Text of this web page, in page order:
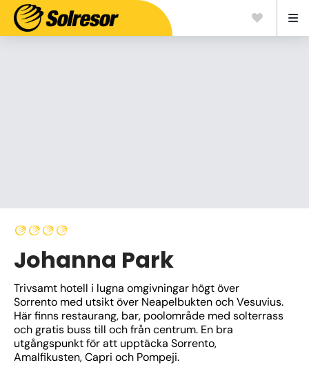
Johanna Park
Trivsamt hotell i lugna omgivningar högt över
Sorrento med utsikt över Neapelbukten och Vesuvius.
Här finns restaurang, bar, poolområde med solterrass
och gratis buss till och från centrum. En bra
utgångspunkt för att upptäcka Sorrento,
Amalfikusten, Capri och Pompeji.